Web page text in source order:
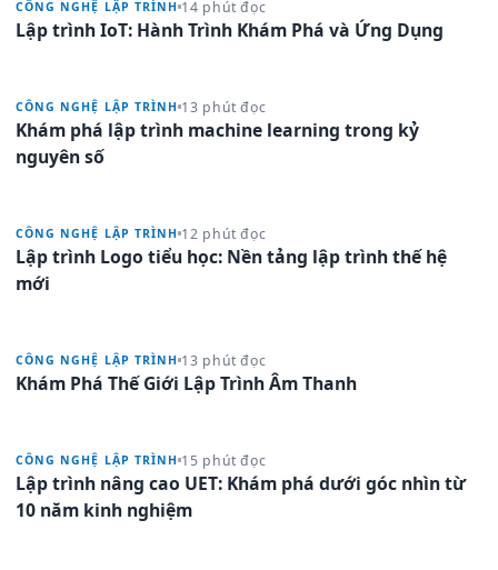
CÔNG NGHỆ LẬP TRÌNH 14 phút đọc
Lập trình IoT: Hành Trình Khám Phá và Ứng Dụng
CÔNG NGHỆ LẬP TRÌNH 13 phút đọc
Khám phá lập trình machine learning trong kỷ
nguyên số
CÔNG NGHỆ LẬP TRÌNH 12 phút đọc
Lập trình Logo tiểu học: Nền tảng lập trình thế hệ
mới
CÔNG NGHỆ LẬP TRÌNH 13 phút đọc
Khám Phá Thế Giới Lập Trình Âm Thanh
CÔNG NGHỆ LẬP TRÌNH 15 phút đọc
Lập trình nâng cao UET: Khám phá dưới góc nhìn từ
10 năm kinh nghiệm